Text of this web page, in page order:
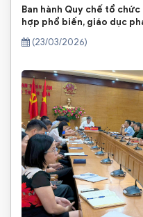
Ban hành Quy chế tổ
hợp phổ biến, giáo dục
(23/03/2026)